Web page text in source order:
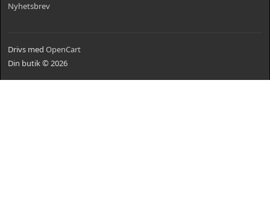
Nyhetsbrev
Drivs med OpenCart
Din butik © 2026